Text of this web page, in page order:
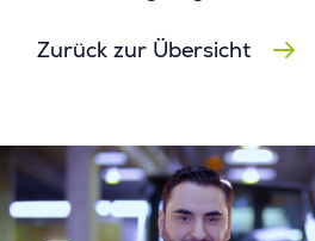
Zurück zur Übersicht